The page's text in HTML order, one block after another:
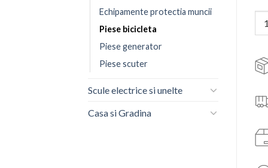
Echipamente protectia muncii
Piese bicicleta
Piese generator
Piese scuter
Scule electrice si unelte
Casa si Gradina